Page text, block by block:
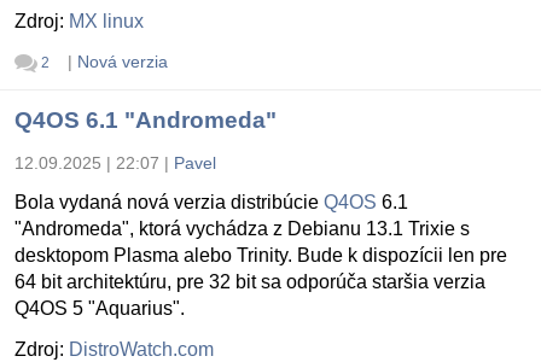
Zdroj: MX linux
2 | Nová verzia
Q4OS 6.1 "Andromeda"
12.09.2025 | 22:07 | Pavel
Bola vydaná nová verzia distribúcie Q4OS 6.1
"Andromeda", ktorá vychádza z Debianu 13.1 Trixie s
desktopom Plasma alebo Trinity. Bude k dispozícii len pre
64 bit architektúru, pre 32 bit sa odporúča staršia verzia
Q4OS 5 "Aquarius".
Zdroj: DistroWatch.com